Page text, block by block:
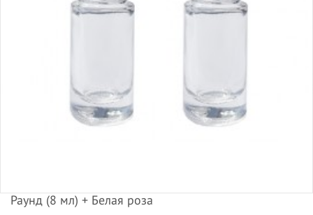
Раунд (8 мл) + Белая роза